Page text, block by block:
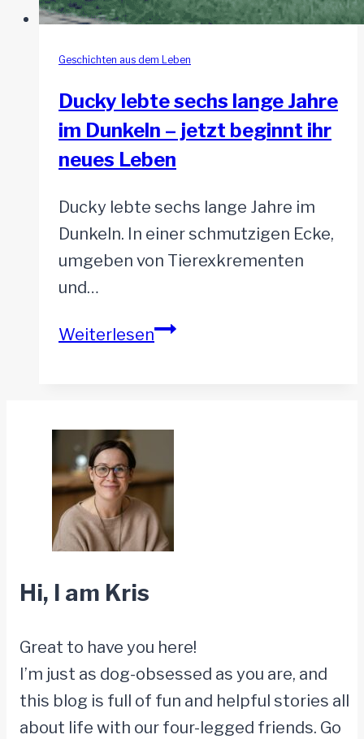
Geschichten aus dem Leben
Ducky lebte sechs lange Jahre
im Dunkeln – jetzt beginnt ihr
neues Leben
Ducky lebte sechs lange Jahre im
Dunkeln. In einer schmutzigen Ecke,
umgeben von Tierexkrementen
und…
WeiterlesenDucky
Dunkeln
–
jetzt
Leben
Hi, I am Kris
Great to have you here!
I’m just as dog-obsessed as you are, and
this blog is full of fun and helpful stories all
about life with our four-legged friends. Go